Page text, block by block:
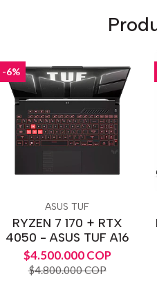
-6%
ASUS TUF
RYZEN 7 170 + RTX
4050 - ASUS TUF A16
$4.500.000 COP
$4.800.000 COP